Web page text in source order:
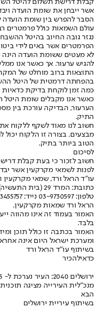
קבלת דרישת תשלום להיטל
אשר ייבחן את שומת הועדה
הסבר להפרש בין שומת
עולם השמאות כולל פרמטרים
נגזר גובה החיוב בהיטל
הפרמטרים אשר באים לידי
לא מעטים ששומת הועדה הינה
להגיש ערעור. אך כאשר אנו
התוצאות ברוב מוחלט של
בהפחתה דרמטית של היטל
כמה זמן לוקחת בדיקת כדאיות
כאשר אנו מקבלים שומת היטל
הערעור, הבדיקה עורכת בין
התיק.
חשוב לנו מאוד לשקף ללקוח
מבצעים. בצורה זו הלקוח יכול
הטוב ביותר בתיק.
לסיכום
חשוב לזכור כי בעת קבלת
לפנות לשמאי מקרקעין אשר
עו”ד הראל ורד, שמאי מקרקעין
כתובת: המרד 29 (בית התעשיה), תל אביב-יפו.
טלפון: 03-9730597 נייד: 0543455757
הראל ורד שמאות מקרקעין.
האמור בעמוד זה אינו מהווה
בלבד.
האמור בכתבה זו כולל תוכן
ומערכת ישראל היום אינה
בשיתוף עו"ד הראל ורד
כדאילהכיר
ירושלים 2040: העיר נערכת ל- 1.5 מליון תושבים
מנכ"לית העירייה מציגה
הבא
בשיתוף עיריית ירושלים